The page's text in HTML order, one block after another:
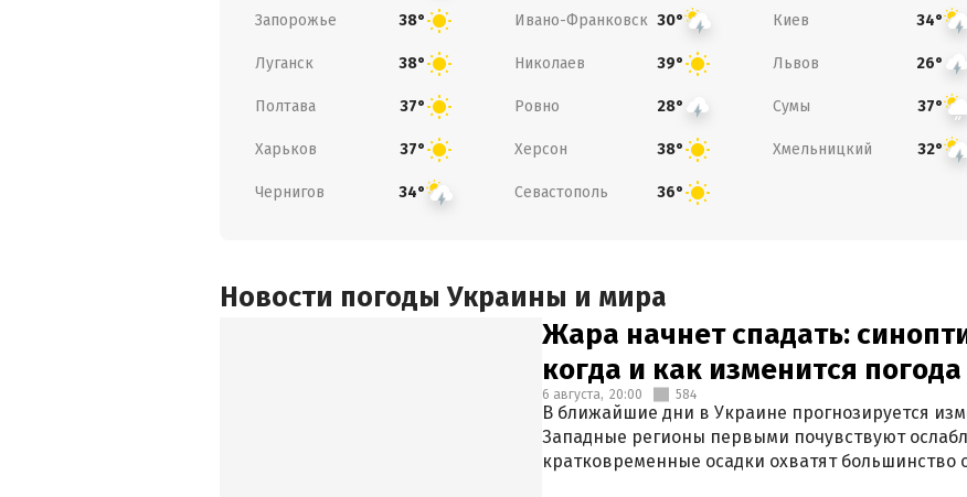
Запорожье 38° Ивано-Франковск 30° Киев 34°
Луганск 38° Николаев 39° Львов 26°
Полтава 37° Ровно 28° Сумы 37°
Харьков 37° Херсон 38° Хмельницкий 32°
Чернигов 34° Севастополь 36°
Новости погоды Украины и мира
Жара начнет спадать:
когда и как изменится
6 августа, 20:00 584
В ближайшие дни в Украине прогнозируется
Западные регионы первыми почувствуют
кратковременные осадки охватят большинство